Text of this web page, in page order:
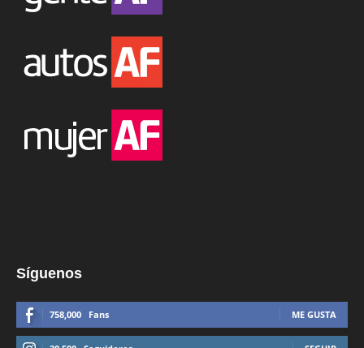
Síguenos
758,000 Fans ME GUSTA